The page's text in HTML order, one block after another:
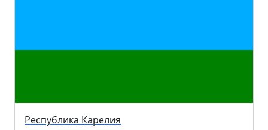
Республика Карелия